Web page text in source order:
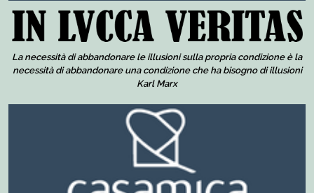
La necessità di abbandonare le illusioni sulla propria condizione è la
necessità di abbandonare una condizione che ha bisogno di illusioni
Karl Marx